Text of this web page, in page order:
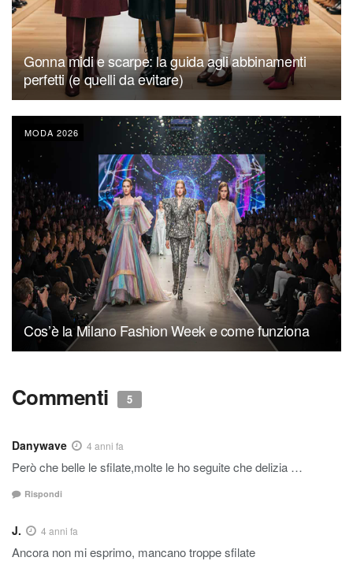
Gonna midi e scarpe: la guida agli abbinamenti
perfetti (e quelli da evitare)
MODA 2026
Cos’è la Milano Fashion Week e come funziona
Commenti 5
Danywave 4 anni fa
Però che belle le sfilate,molte le ho seguite che delizia …
Rispondi
J. 4 anni fa
Ancora non mi esprimo, mancano troppe sfilate